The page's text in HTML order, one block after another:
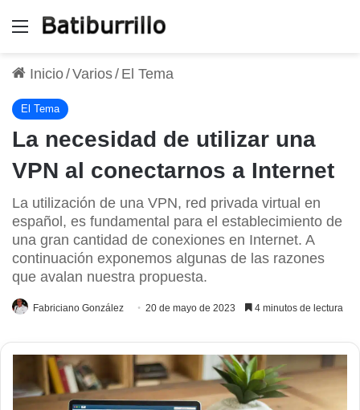
Menú
Inicio/Varios/ El Tema
El Tema
La necesidad de utilizar una
VPN al conectarnos a Internet
La utilización de una VPN, red privada virtual en
español, es fundamental para el establecimiento de
una gran cantidad de conexiones en Internet. A
continuación exponemos algunas de las razones
que avalan nuestra propuesta.
Fabriciano González 20 de mayo de 2023 4 minutos de lectura